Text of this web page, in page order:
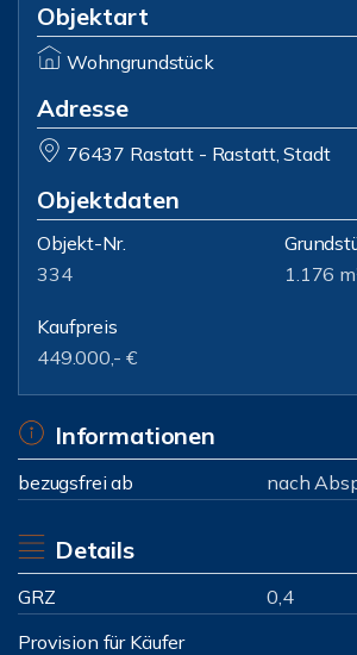
Objektart
Wohngrundstück
Adresse
76437 Rastatt - Rastatt, Stadt
Objektdaten
Objekt-Nr.
334
1.176
Kaufpreis
449.000,- €
Informationen
bezugsfrei ab nach
Details
GRZ
0,4
Provision für Käufer